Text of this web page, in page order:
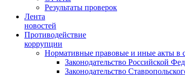
Результаты проверок
Лента
новостей
Противодействие
коррупции
Нормативные правовые и иные акты в
Законодательство Российской
Законодательство